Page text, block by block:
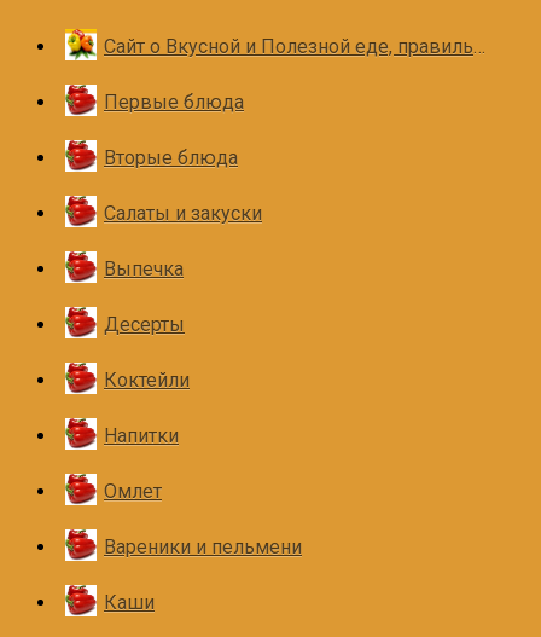
Сайт о Вкусной и Полезной еде, правильном и здоровом питании
Первые блюда
Вторые блюда
Салаты и закуски
Выпечка
Десерты
Коктейли
Напитки
Омлет
Вареники и пельмени
Каши